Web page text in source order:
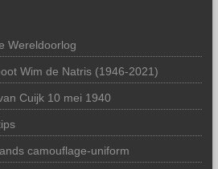
Wereldoorlog
Wim de Natris (1946-2021)
Cuijk 10 mei 1940
camouflage-uniform